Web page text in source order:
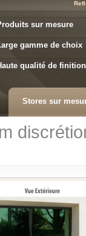
sur mesure
gamme de choix
qualité de finition
Stores sur